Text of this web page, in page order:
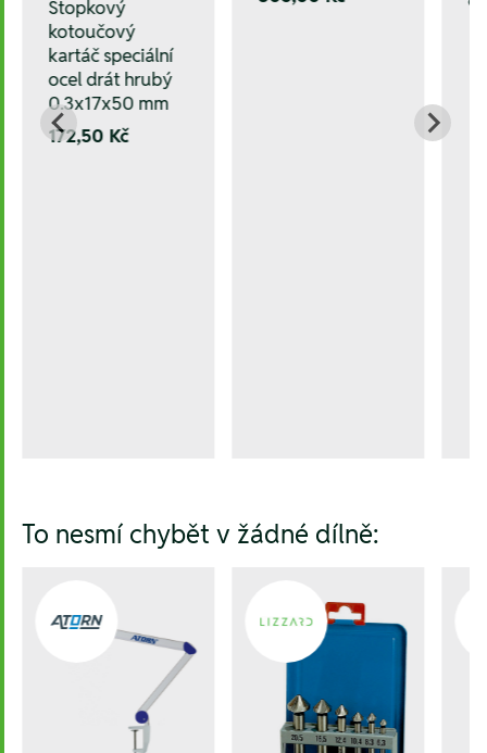
Stopkový
kotoučový
kartáč speciální
ocel drát hrubý
0.3x17x50 mm
172,50 Kč
To nesmí chybět v žádné dílně: